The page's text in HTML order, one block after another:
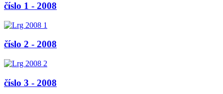
číslo 1 - 2008
číslo 2 - 2008
číslo 3 - 2008